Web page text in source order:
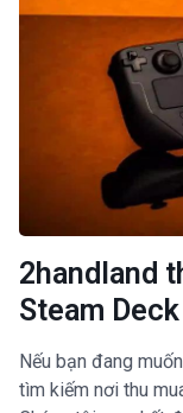
2handland
Steam
Nếu bạn đang
tìm kiếm nơi thu